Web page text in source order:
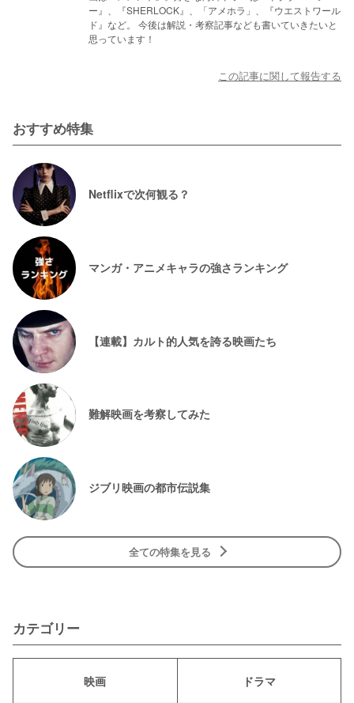
ー』、『SHERLOCK』、「アメホラ」、『ウエストワール
ド』など。 今後は解説・考察記事なども書いていきたいと
思っています！
この記事に関して報告する
おすすめ特集
Netflixで次何観る？
マンガ・アニメキャラの強さランキング
【連載】カルト的人気を誇る映画たち
難解映画を考察してみた
ジブリ映画の都市伝説集
全ての特集を見る
カテゴリー
映画 ドラマ